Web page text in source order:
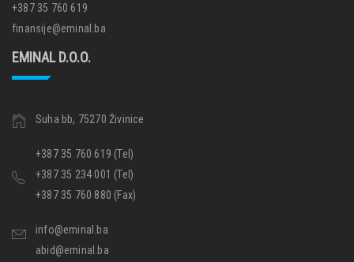
+387 35 760 619
finansije@eminal.ba
EMINAL D.O.O.
Suha bb, 75270 Živinice
+387 35 760 619 (Tel)
+387 35 234 001 (Tel)
+387 35 760 880 (Fax)
info@eminal.ba
abid@eminal.ba